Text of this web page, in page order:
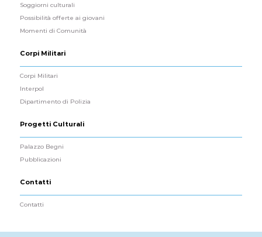
Soggiorni culturali
Possibilità offerte ai giovani
Momenti di Comunità
Corpi Militari
Corpi Militari
Interpol
Dipartimento di Polizia
Progetti Culturali
Palazzo Begni
Pubblicazioni
Contatti
Contatti